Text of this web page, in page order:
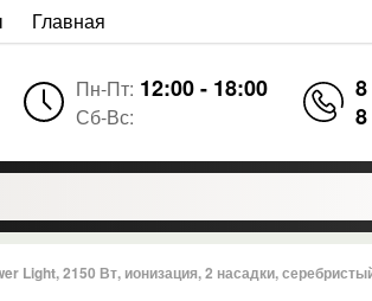
Главная
Пн-Пт: 12:00 - 18:00
Сб-Вс:
Light, 2150 Вт, ионизация, 2 насадки,